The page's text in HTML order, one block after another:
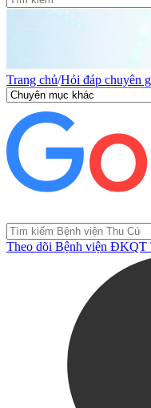
Trang chủ/Hỏi đáp chuyên
Theo dõi Bệnh viện ĐKQT